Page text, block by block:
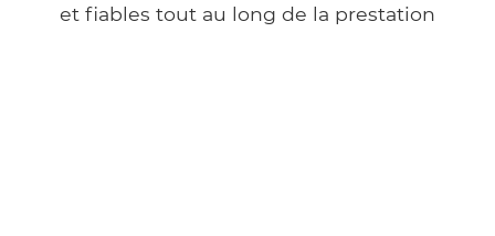
et fiables tout au long de la prestation